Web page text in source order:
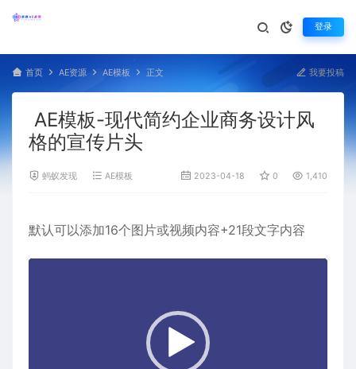
登录
首页 AE资源 AE模板 正文 我要投稿
AE模板-现代简约企业商务设计风
格的宣传片头
蚂蚁发现 AE模板 2023-04-18 0 1,410
默认可以添加16个图片或视频内容+21段文字内容